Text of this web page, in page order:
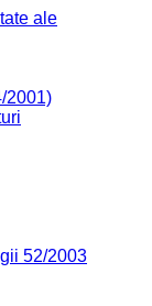
ale
2001)
52/2003